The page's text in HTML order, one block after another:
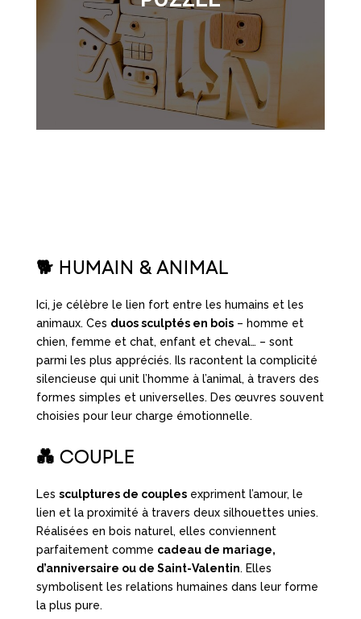
🐕 HUMAIN & ANIMAL
Ici, je célèbre le lien fort entre les humains et les
animaux. Ces duos sculptés en bois– homme et
chien, femme et chat, enfant et cheval… – sont
parmi les plus appréciés. Ils racontent la complicité
silencieuse qui unit l’homme à l’animal, à travers des
formes simples et universelles. Des œuvres souvent
choisies pour leur charge émotionnelle.
💑 COUPLE
Les sculptures de couplesexpriment l’amour, le
lien et la proximité à travers deux silhouettes unies.
Réalisées en bois naturel, elles conviennent
parfaitement comme cadeau de mariage,
d’anniversaire ou de Saint-Valentin. Elles
symbolisent les relations humaines dans leur forme
la plus pure.